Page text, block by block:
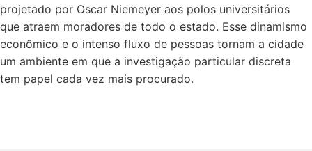
projetado por Oscar Niemeyer aos polos universitários
que atraem moradores de todo o estado. Esse dinamismo
econômico e o intenso fluxo de pessoas tornam a cidade
um ambiente em que a investigação particular discreta
tem papel cada vez mais procurado.